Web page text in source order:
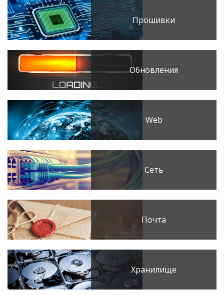
Прошивки
Обновления
Web
Сеть
Почта
Хранилище